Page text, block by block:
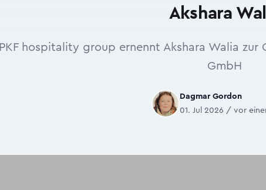
Akshara
PKF hospitality group ernennt Akshara Walia zur
GmbH
Dagmar Gordon
01. Jul 2026 / vor